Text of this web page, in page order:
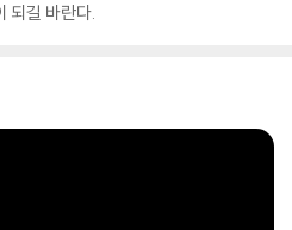
되길 바란다.